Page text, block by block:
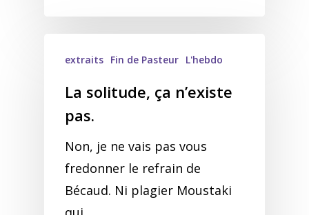
extraits Fin de Pasteur L'hebdo
La solitude, ça n’existe
pas.
Non, je ne vais pas vous
fredonner le refrain de
Bécaud. Ni plagier Moustaki